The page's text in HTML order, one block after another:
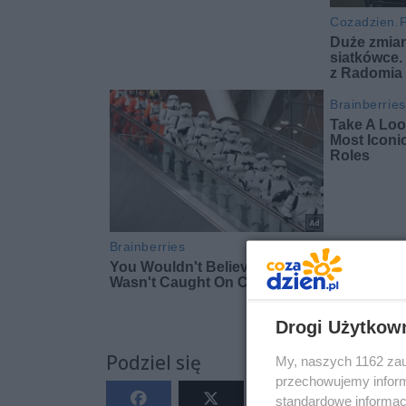
Podziel się
Drogi
My, naszych 1162
przechowujemy
standardowe